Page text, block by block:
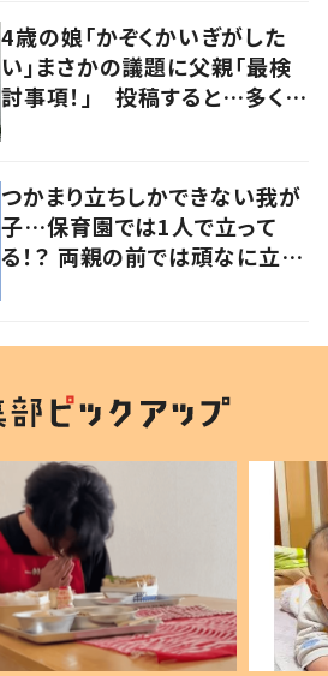
4歳の娘「かぞくかいぎがした
い」まさかの議題に父親「最検
討事項！」 投稿すると…多くの
つかまり立ちしかできない我が
子…保育園では1人で立って
る！？ 両親の前では頑なに立た